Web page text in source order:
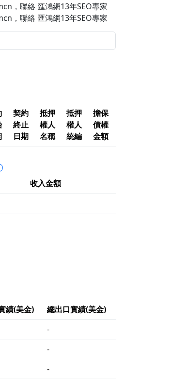
，聯絡 匯鴻網13年SEO專家
，聯絡 匯鴻網13年SEO專家
契約
終止
日期
抵押
權人
名稱
抵押
權人
統編
擔保
債權
金額
收入金額
績(美金)
總出口實績(美金)
-
-
-